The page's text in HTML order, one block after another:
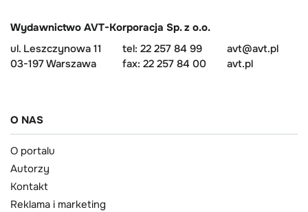
Wydawnictwo AVT-Korporacja Sp. z o.o.
ul. Leszczynowa 11
03-197 Warszawa
tel: 22 257 84 99
fax: 22 257 84 00
avt@avt.pl
avt.pl
O NAS
O portalu
Autorzy
Kontakt
Reklama i marketing